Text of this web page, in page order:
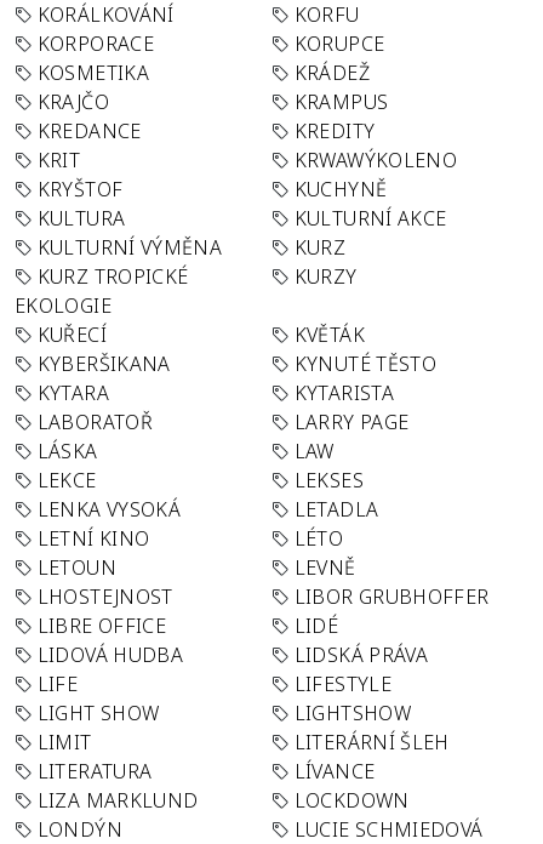
KORÁLKOVÁNÍ
KORFU
KORPORACE
KORUPCE
KOSMETIKA
KRÁDEŽ
KRAJČO
KRAMPUS
KREDANCE
KREDITY
KRIT
KRWAWÝKOLENO
KRYŠTOF
KUCHYNĚ
KULTURA
KULTURNÍ AKCE
KULTURNÍ VÝMĚNA
KURZ
KURZ TROPICKÉ
EKOLOGIE
KURZY
KUŘECÍ
KVĚTÁK
KYBERŠIKANA
KYNUTÉ TĚSTO
KYTARA
KYTARISTA
LABORATOŘ
LARRY PAGE
LÁSKA
LAW
LEKCE
LEKSES
LENKA VYSOKÁ
LETADLA
LETNÍ KINO
LÉTO
LETOUN
LEVNĚ
LHOSTEJNOST
LIBOR GRUBHOFFER
LIBRE OFFICE
LIDÉ
LIDOVÁ HUDBA
LIDSKÁ PRÁVA
LIFE
LIFESTYLE
LIGHT SHOW
LIGHTSHOW
LIMIT
LITERÁRNÍ ŠLEH
LITERATURA
LÍVANCE
LIZA MARKLUND
LOCKDOWN
LONDÝN
LUCIE SCHMIEDOVÁ